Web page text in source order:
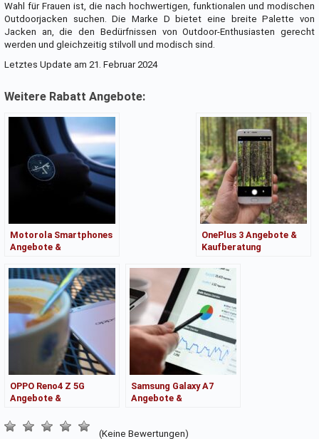
Wahl für Frauen ist, die nach hochwertigen, funktionalen und modischen
Outdoorjacken suchen. Die Marke D bietet eine breite Palette von
Jacken an, die den Bedürfnissen von Outdoor-Enthusiasten gerecht
werden und gleichzeitig stilvoll und modisch sind.
Letztes Update am 21. Februar 2024
Weitere Rabatt Angebote:
Motorola Smartphones
Angebote &
OnePlus 3 Angebote &
Kaufberatung
OPPO Reno4 Z 5G
Angebote &
Samsung Galaxy A7
Angebote &
(Keine Bewertungen)